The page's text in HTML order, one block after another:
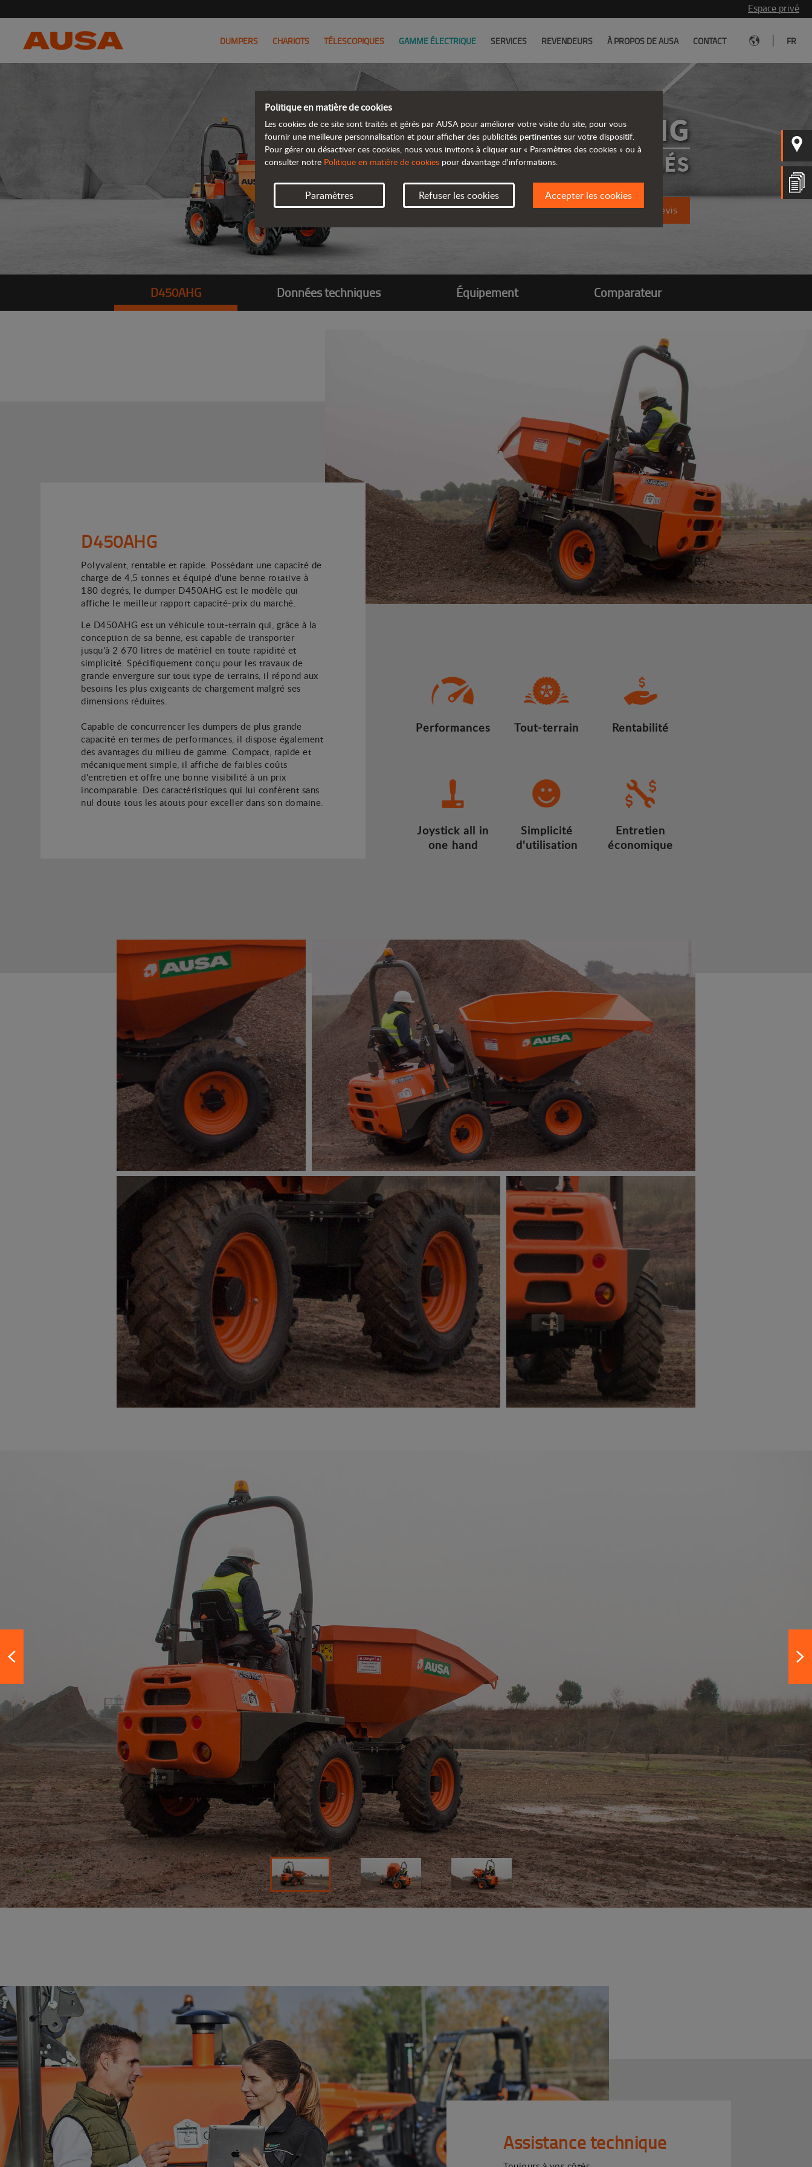
Espace privé
DUMPERS CHARIOTS TÉLESCOPIQUES GAMME ÉLECTRIQUE SERVICES REVENDEURS À PROPOS DE AUSA CONTACT FR
D450AHG
DUMPERS ARTICULÉS
Demandez un devis
D450AHG Données techniques Équipement Comparateur
D450AHG
Polyvalent, rentable et rapide. Possédant une capacité de
charge de 4,5 tonnes et équipé d'une benne rotative à
180 degrés, le dumper D450AHG est le modèle qui
affiche le meilleur rapport capacité-prix du marché.
Le D450AHG est un véhicule tout-terrain qui, grâce à la
conception de sa benne, est capable de transporter
jusqu'à 2 670 litres de matériel en toute rapidité et
simplicité. Spécifiquement conçu pour les travaux de
grande envergure sur tout type de terrains, il répond aux
besoins les plus exigeants de chargement malgré ses
dimensions réduites.
Capable de concurrencer les dumpers de plus grande
capacité en termes de performances, il dispose également
des avantages du milieu de gamme. Compact, rapide et
mécaniquement simple, il affiche de faibles coûts
d'entretien et offre une bonne visibilité à un prix
incomparable. Des caractéristiques qui lui confèrent sans
nul doute tous les atouts pour exceller dans son domaine.
Performances Tout-terrain Rentabilité
Joystick all in
one hand
Simplicité
d'utilisation
Entretien
économique
Assistance technique
Politique en matière de cookies
Les cookies de ce site sont traités et gérés par AUSA pour améliorer votre visite du site, pour vous
fournir une meilleure personnalisation et pour afficher des publicités pertinentes sur votre dispositif.
Pour gérer ou désactiver ces cookies, nous vous invitons à cliquer sur « Paramètres des cookies » ou à
consulter notre Politique en matière de cookies pour davantage d'informations.
Paramètres Refuser les cookies Accepter les cookies